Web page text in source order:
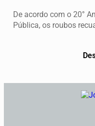
De acordo com o 20°
Pública, os roubos